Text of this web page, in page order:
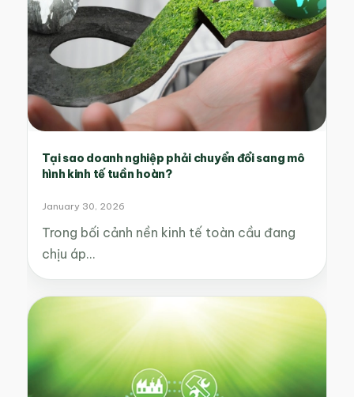
Tại sao doanh nghiệp phải chuyển đổi sang mô
hình kinh tế tuần hoàn?
January 30, 2026
Trong bối cảnh nền kinh tế toàn cầu đang
chịu áp…